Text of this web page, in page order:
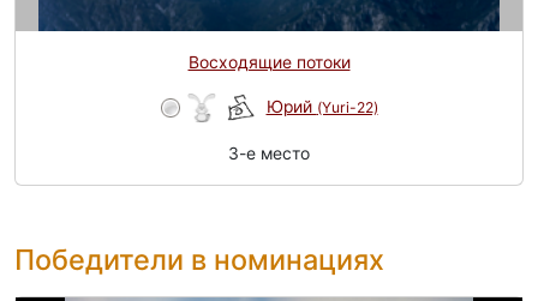
Восходящие потоки
Юрий (Yuri-22)
3-e место
Победители в номинациях